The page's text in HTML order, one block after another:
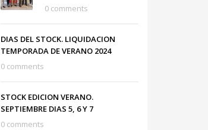
0 comments
DIAS DEL STOCK. LIQUIDACION
TEMPORADA DE VERANO 2024
0 comments
STOCK EDICION VERANO.
SEPTIEMBRE DIAS 5, 6 Y 7
0 comments